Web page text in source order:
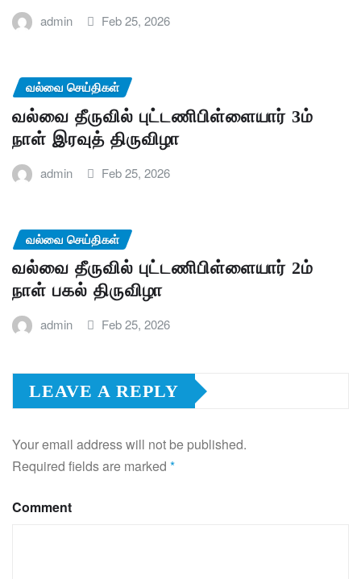
admin Feb 25, 2026
வல்வை செய்திகள்
வல்வை தீருவில் புட்டணிபிள்ளையார் 3ம்
நாள் இரவுத் திருவிழா
admin Feb 25, 2026
வல்வை செய்திகள்
வல்வை தீருவில் புட்டணிபிள்ளையார் 2ம்
நாள் பகல் திருவிழா
admin Feb 25, 2026
LEAVE A REPLY
Your email address will not be published.
Required fields are marked *
Comment